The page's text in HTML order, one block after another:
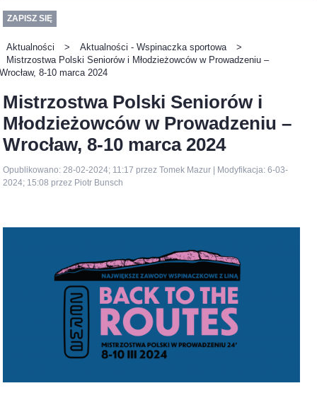
Aktualności > Aktualności - Wspinaczka sportowa
>
Mistrzostwa Polski Seniorów i Młodzieżowców w Prowadzeniu –
Wrocław, 8-10 marca 2024
Mistrzostwa Polski Seniorów i
Młodzieżowców w Prowadzeniu –
Wrocław, 8-10 marca 2024
Opublikowano: 28-02-2024; 11:17 przez Tomek Mazur | Modyfikacja: 6-03-
2024; 15:08 przez Piotr Bunsch